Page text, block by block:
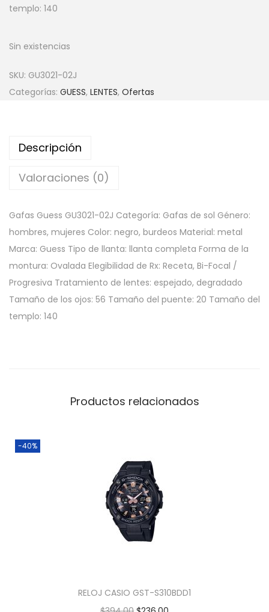
templo: 140
Sin existencias
SKU: GU3021-02J
Categorías: GUESS, LENTES, Ofertas
Descripción
Valoraciones (0)
Gafas Guess GU3021-02J Categoría: Gafas de sol Género:
hombres, mujeres Color: negro, burdeos Material: metal
Marca: Guess Tipo de llanta: llanta completa Forma de la
montura: Ovalada Elegibilidad de Rx: Receta, Bi-Focal /
Progresiva Tratamiento de lentes: espejado, degradado
Tamaño de los ojos: 56 Tamaño del puente: 20 Tamaño del
templo: 140
Productos relacionados
-40%
RELOJ CASIO GST-S310BDD1